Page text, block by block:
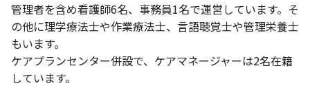
管理者を含め看護師6名、事務員1名で運営しています。そ
の他に理学療法士や作業療法士、言語聴覚士や管理栄養士
もいます。
ケアプランセンター併設で、ケアマネージャーは2名在籍
しています。